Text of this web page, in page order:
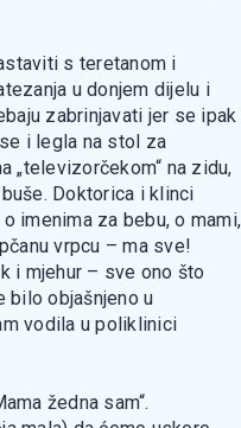
s teretanom i
u donjem dijelu i
zabrinjavati jer se ipak
i legla na stol za
„televizorčekom“ na zidu,
Doktorica i klinci
imenima za bebu, o mami,
vrpcu – ma sve!
i mjehur – sve ono što
bilo objašnjeno u
vodila u poliklinici
žedna sam“.